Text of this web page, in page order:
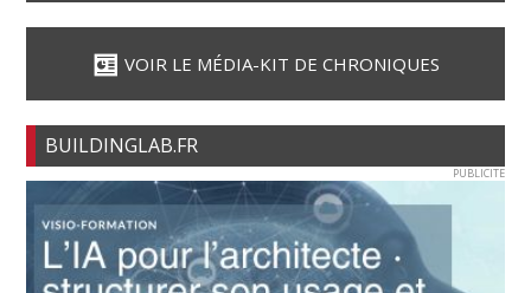
VOIR LE MÉDIA-KIT DE CHRONIQUES
BUILDINGLAB.FR
PUBLICITE